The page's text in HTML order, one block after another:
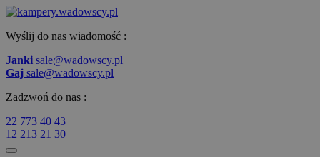
Wyślij do nas wiadomość :
Janki sale@wadowscy.pl
Gaj sale@wadowscy.pl
Zadzwoń do nas :
22 773 40 43
12 213 21 30